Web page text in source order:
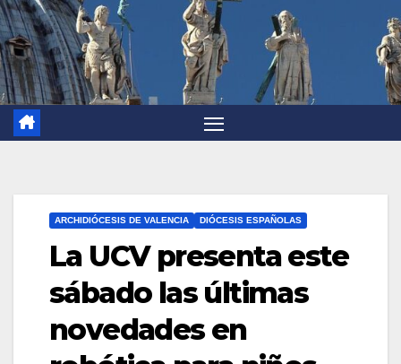
ARCHIDIÓCESIS DE VALENCIA DIÓCESIS ESPAÑOLAS
La UCV presenta este
sábado las últimas
novedades en